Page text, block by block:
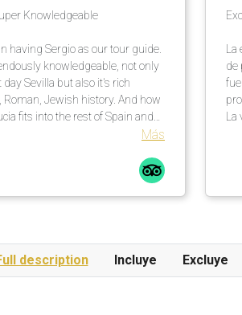
Knowledgeable
having Sergio as our tour guide.
knowledgeable, not only
Sevilla but also it's rich
Roman, Jewish history. And how
fits into the rest of Spain and
Más
de
description Incluye Excluye